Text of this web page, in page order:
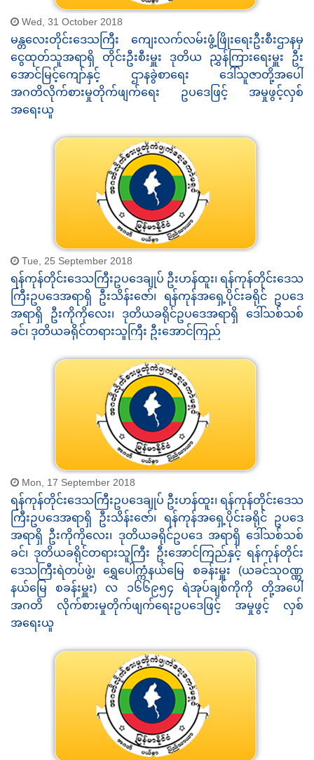
Wed, 31 October 2018
မန္တလေးတိုင်းဒေသကြီး ကျေးလက်လမ်းဖွံ့ဖြိုးရေးဦးစီးဌာနမှ
ငွေထုတ်သူအရာရှိ တိုင်းဦးစီးမှူး ဒုတိယ ညွှန်ကြားရေးမှူး ဦး
အောင်မြင့်ကျော်နှင့် ဌာနခွဲစာရေး ဒေါ်သူဇာတို့အပေါ်
အဂတိလိုက်စားမှုတိုက်ဖျက်ရေး ဥပဒေဖြင့် အမှုဖွင့်လှစ်
အရေးယူ
Tue, 25 September 2018
ရန်ကုန်တိုင်းဒေသကြီးဥပဒေချုပ် ဦးဟန်ထူး၊ ရန်ကုန်တိုင်းဒေသ
ကြီးဥပဒေအရာရှိ ဦးသိန်းဇော်၊ ရန်ကုန်အရှေ့ပိုင်းခရိုင် ဥပဒေ
အရာရှိ ဦးကိုကိုလေး၊ ဒုတိယခရိုင်ဥပဒေအရာရှိ ဒေါ်သစ်သစ်
ခင်၊ ဒုတိယခရိုင်တရားသူကြီး ဦးအောင်ကြည်
Mon, 17 September 2018
ရန်ကုန်တိုင်းဒေသကြီးဥပဒေချုပ် ဦးဟန်ထူး၊ ရန်ကုန်တိုင်းဒေသ
ကြီးဥပဒေအရာရှိ ဦးသိန်းဇော်၊ ရန်ကုန်အရှေ့ပိုင်းခရိုင် ဥပဒေ
အရာရှိ ဦးကိုကိုလေး၊ ဒုတိယခရိုင်ဥပဒေ အရာရှိ ဒေါ်သစ်သစ်
ခင်၊ ဒုတိယခရိုင်တရားသူကြီး ဦးအောင်ကြည်နှင့် ရန်ကုန်တိုင်း
ဒေသကြီးရဲတပ်ဖွဲ့၊ ရွှေပေါက္ကံနယ်မြေ စခန်းမှူး (ယခင်သုဝဏ္ဏ
နယ်မြေ စခန်းမှူး) လ ၁၆၆၉၅၄ ရဲအုပ်ချစ်ကိုကို တို့အပေါ်
အဂတိ လိုက်စားမှုတိုက်ဖျက်ရေးဥပဒေဖြင့် အမှုဖွင့် လှစ်
အရေးယူ